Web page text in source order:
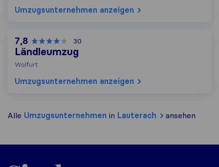
Umzugs​unternehmen anzeigen
7,8 30
Ländleumzug
Wolfurt
Umzugs​unternehmen anzeigen
Alle Umzugs​unternehmen in Lauterach ansehen
Sirelo.at